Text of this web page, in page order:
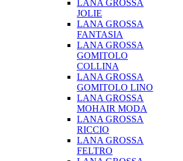
LANA GROSSA
JOLIE
LANA GROSSA
FANTASIA
LANA GROSSA
GOMITOLO
COLLINA
LANA GROSSA
GOMITOLO LINO
LANA GROSSA
MOHAIR MODA
LANA GROSSA
RICCIO
LANA GROSSA
FELTRO